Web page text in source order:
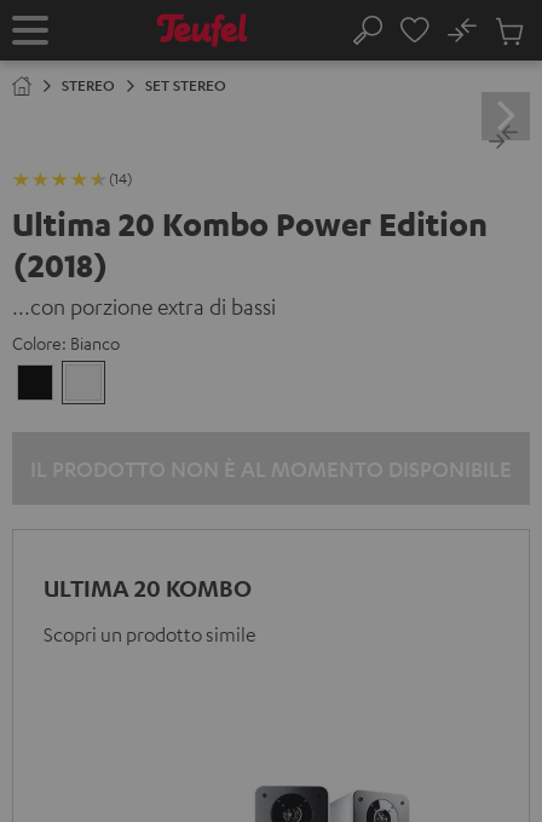
AL
Pagina
Cerca
No
STEREO SET STEREO
(14)
Ultima 20 Kombo Power Edition
(2018)
...con porzione extra di bassi
Colore: Bianco
ULTIMA 20 KOMBO
Scopri un prodotto simile